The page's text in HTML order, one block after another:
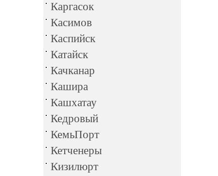
Каргасок
Касимов
Каспийск
Катайск
Качканар
Кашира
Кашхатау
Кедровый
КемьПорт
Кетченеры
Кизилюрт